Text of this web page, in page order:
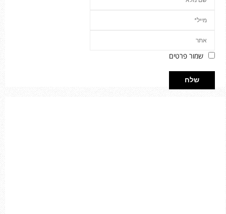
שמור פרטים